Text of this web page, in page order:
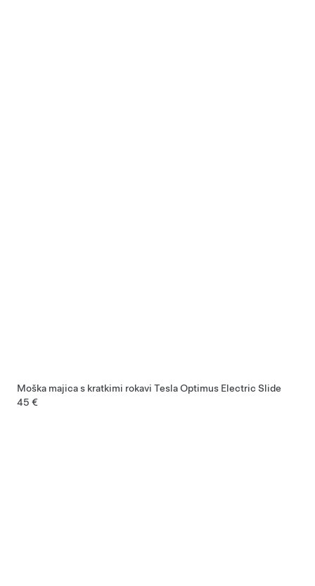
Moška majica s kratkimi rokavi Tesla Optimus Electric Slide
45 €